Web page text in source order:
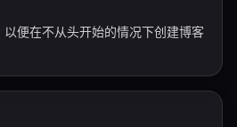
便在不从头开始的情况下创建博客